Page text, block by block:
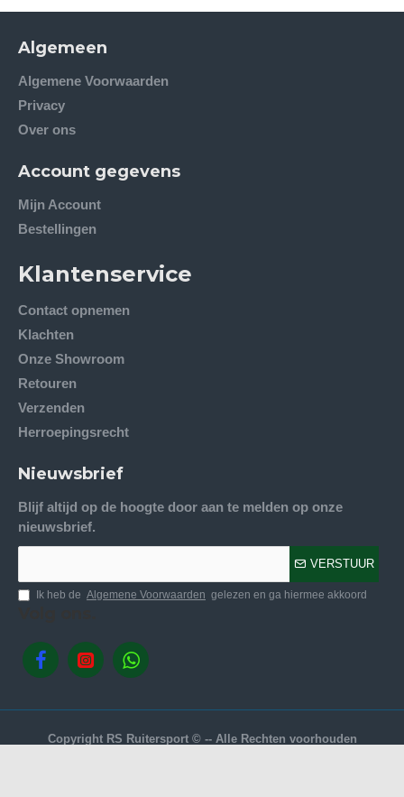
Algemeen
Algemene Voorwaarden
Privacy
Over ons
Account gegevens
Mijn Account
Bestellingen
Klantenservice
Contact opnemen
Klachten
Onze Showroom
Retouren
Verzenden
Herroepingsrecht
Nieuwsbrief
Blijf altijd op de hoogte door aan te melden op onze
nieuwsbrief.
VERSTUUR
Ik heb de Algemene Voorwaarden gelezen en ga hiermee akkoord
Copyright RS Ruitersport © -- Alle Rechten voorhouden